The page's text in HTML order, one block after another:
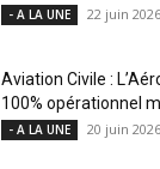
- A LA UNE 22 juin 2026
Aviation Civile :
100% opérationnel
- A LA UNE 20 juin 2026